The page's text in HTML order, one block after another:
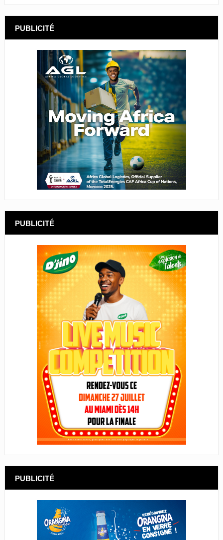
PUBLICITÉ
PUBLICITÉ
PUBLICITÉ